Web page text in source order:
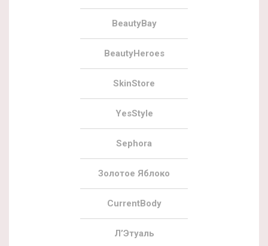
BeautyBay
BeautyHeroes
SkinStore
YesStyle
Sephora
Золотое Яблоко
CurrentBody
Л’Этуаль